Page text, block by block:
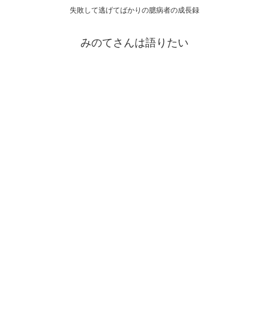
失敗して逃げてばかりの臆病者の成長録
みのてさんは語りたい